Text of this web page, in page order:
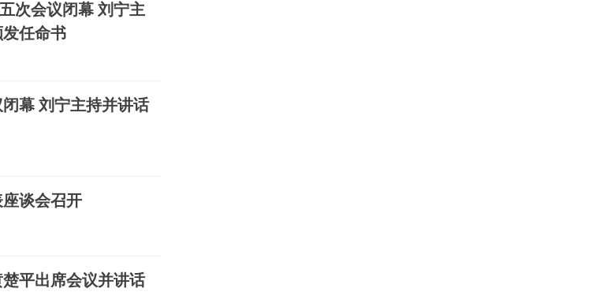
次会议闭幕 刘宁主
任命书
幕 刘宁主持并讲话
谈会召开
平出席会议并讲话